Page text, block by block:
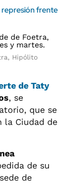
represión frente
Hipólito
de Taty
, se
que se
la Ciudad de
de su
de